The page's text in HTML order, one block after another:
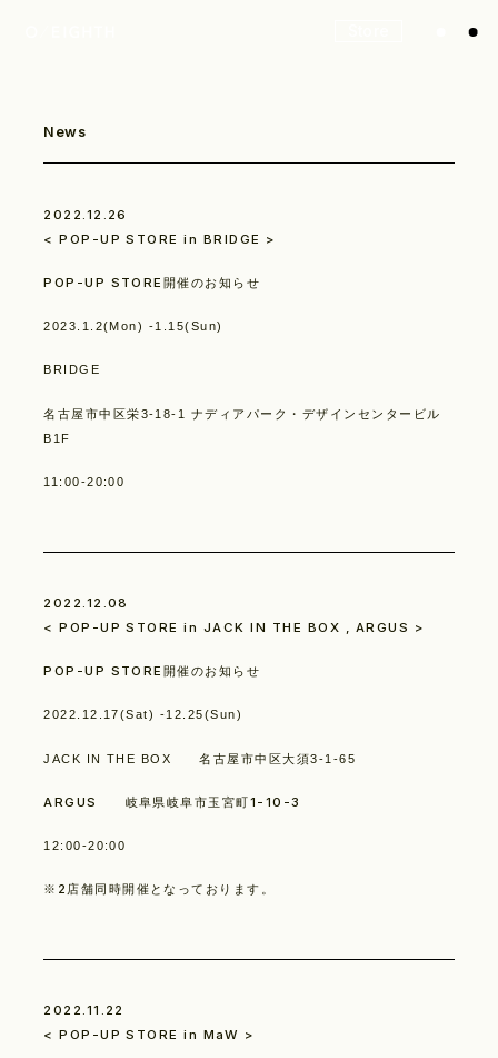
News
2022.12.26
< POP-UP STORE in BRIDGE >
POP-UP STORE開催のお知らせ
2023.1.2(Mon) -1.15(Sun)
BRIDGE
名古屋市中区栄3-18-1 ナディアパーク・デザインセンタービル
B1F
11:00-20:00
2022.12.08
< POP-UP STORE in JACK IN THE BOX , ARGUS >
POP-UP STORE開催のお知らせ
2022.12.17(Sat) -12.25(Sun)
JACK IN THE BOX名古屋市中区大須3-1-65
ARGUS 岐阜県岐阜市玉宮町1-10-3
12:00-20:00
※2店舗同時開催となっております。
2022.11.22
< POP-UP STORE in MaW >